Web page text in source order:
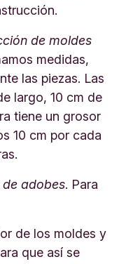
de moldes
medidas,
las piezas. Las
largo, 10 cm de
tiene un grosor
10 cm por cada
adobes. Para
de los moldes y
que así se